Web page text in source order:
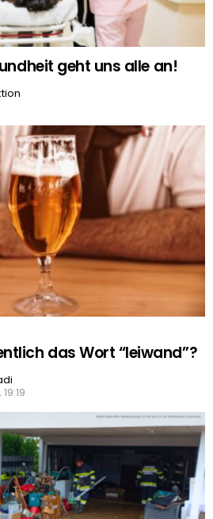
geht uns alle an!
das Wort “leiwand”?